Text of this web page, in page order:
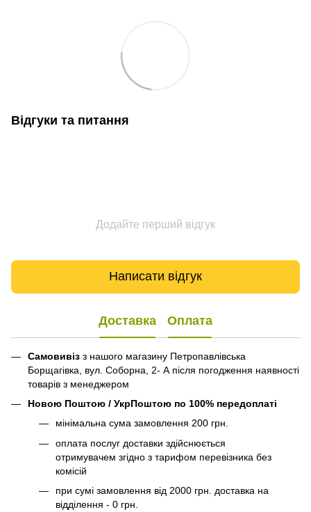
Відгуки та питання
Додайте перший відгук
Написати відгук
Доставка Оплата
Самовивіз з нашого магазину Петропавлівська
Борщагівка, вул. Соборна, 2- А після погодження наявності
товарів з менеджером
Новою Поштою / УкрПоштою по 100% передоплаті
мінімальна сума замовлення 200 грн.
оплата послуг доставки здійснюється
отримувачем згідно з тарифом перевізника без
комісій
при сумі замовлення від 2000 грн. доставка на
відділення - 0 грн.